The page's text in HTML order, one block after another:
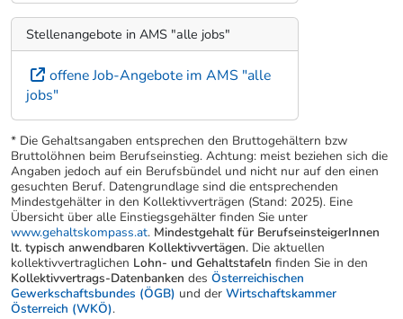
Stellenangebote in AMS "alle jobs"
offene Job-Angebote im AMS "alle
jobs"
* Die Gehaltsangaben entsprechen den Bruttogehältern bzw
Bruttolöhnen beim Berufseinstieg. Achtung: meist beziehen sich die
Angaben jedoch auf ein Berufsbündel und nicht nur auf den einen
gesuchten Beruf. Datengrundlage sind die entsprechenden
Mindestgehälter in den Kollektivverträgen (Stand: 2025). Eine
Übersicht über alle Einstiegsgehälter finden Sie unter
www.gehaltskompass.at. Mindestgehalt für BerufseinsteigerInnen
lt. typisch anwendbaren Kollektivvertägen. Die aktuellen
kollektivvertraglichen Lohn- und Gehaltstafeln finden Sie in den
Kollektivvertrags-Datenbanken des Österreichischen
Gewerkschaftsbundes (ÖGB) und der Wirtschaftskammer
Österreich (WKÖ).